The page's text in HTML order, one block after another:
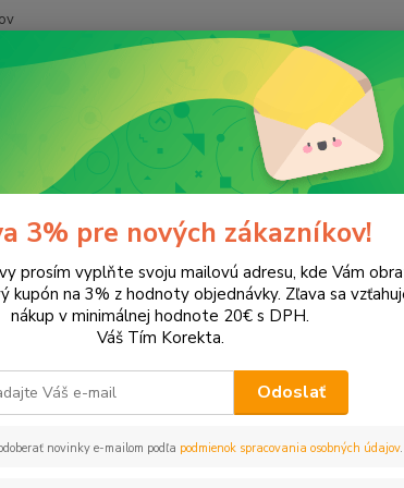
do tlačiarní Hewlett Packard HP OfficeJet
PL
Upresniť parametre
EUR Od
3% pre nových zákazníkov!
prosím vyplňte svoju mailovú adresu, kde Vám
kupón na 3% z hodnoty objednávky. Zľava sa
nákup v minimálnej hodnote 20€ s DPH.
Váš Tím Korekta.
Odoslať
novinky e-mailom podľa podmienok spracovania osobných údajov.